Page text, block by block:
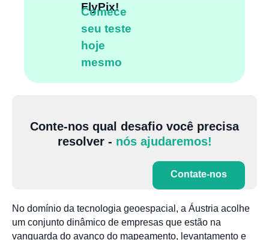
FlyPix!
Comece
seu teste
hoje
mesmo
Conte-nos qual desafio você precisa
resolver - nós ajudaremos!
Contate-nos
No domínio da tecnologia geoespacial, a Áustria acolhe
um conjunto dinâmico de empresas que estão na
vanguarda do avanço do mapeamento, levantamento e